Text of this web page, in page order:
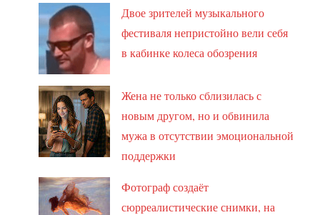
Двое зрителей музыкального
фестиваля непристойно вели себя
в кабинке колеса обозрения
Жена не только сблизилась с
новым другом, но и обвинила
мужа в отсутствии эмоциональной
поддержки
Фотограф создаёт
сюрреалистические снимки, на